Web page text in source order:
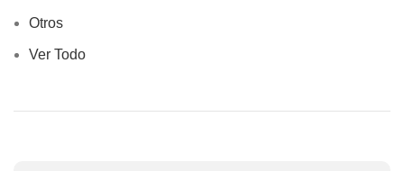
Otros
Ver Todo